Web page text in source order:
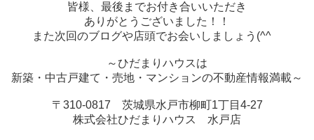
皆様、最後までお付き合いいただき
ありがとうございました！！
また次回のブログや店頭でお会いしましょう(^^ゞ
～ひだまりハウスは
新築・中古戸建て・売地・マンションの不動産情報満載～
〒310-0817 茨城県水戸市柳町1丁目4-27
株式会社ひだまりハウス 水戸店